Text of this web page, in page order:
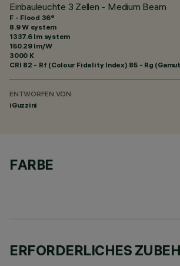
Einbauleuchte 3 Zellen - Medium Beam
F - Flood 36°
8.9 W system
1337.6 lm system
150.29 lm/W
3000 K
CRI 82 - Rf (Colour Fidelity Index) 85 - Rg
ENTWORFEN VON
iGuzzini
FARBE
ERFORDERLICHES